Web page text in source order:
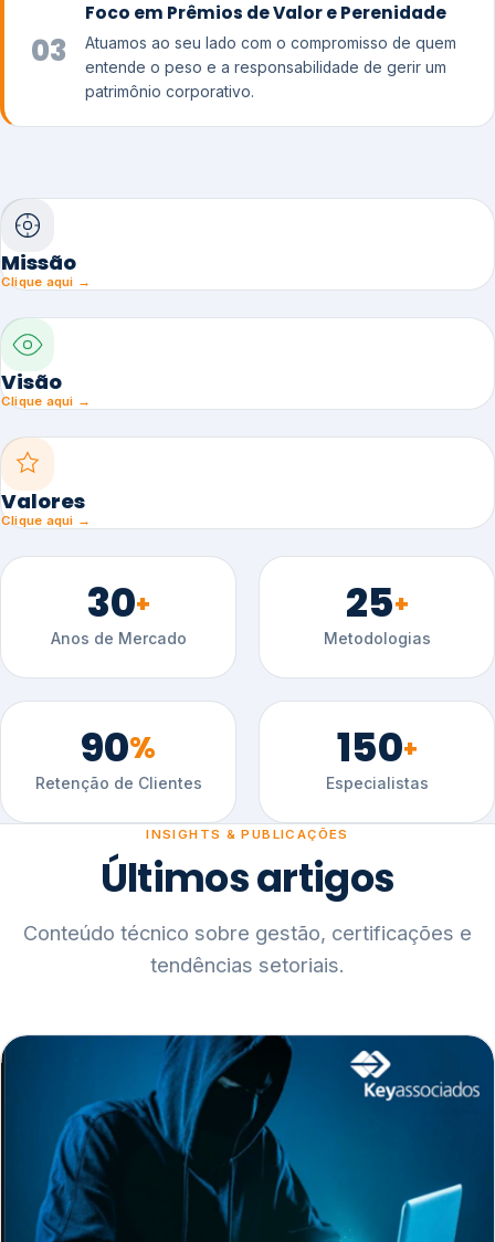
03
Foco em Prêmios de Valor e Perenidade
Atuamos ao seu lado com o compromisso de quem
entende o peso e a responsabilidade de gerir um
patrimônio corporativo.
Missão
Clique aqui →
Visão
Clique aqui →
Valores
Clique aqui →
30+
Anos de Mercado
25+
Metodologias
90%
Retenção de Clientes
150+
Especialistas
INSIGHTS & PUBLICAÇÕES
Últimos artigos
Conteúdo técnico sobre gestão, certificações e
tendências setoriais.